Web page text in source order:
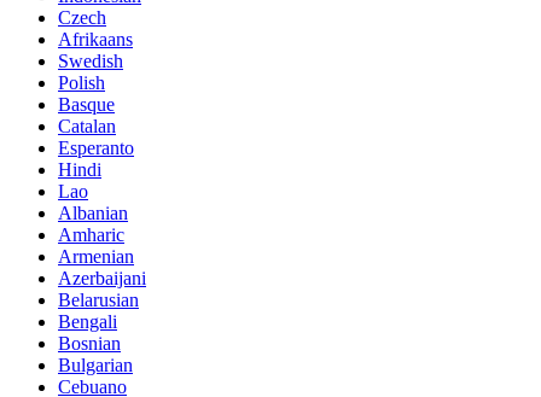
Czech
Afrikaans
Swedish
Polish
Basque
Catalan
Esperanto
Hindi
Lao
Albanian
Amharic
Armenian
Azerbaijani
Belarusian
Bengali
Bosnian
Bulgarian
Cebuano